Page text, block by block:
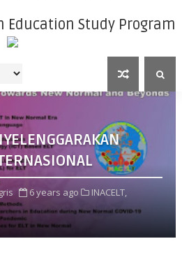
Education Study Program
6 years ago
INACELT,